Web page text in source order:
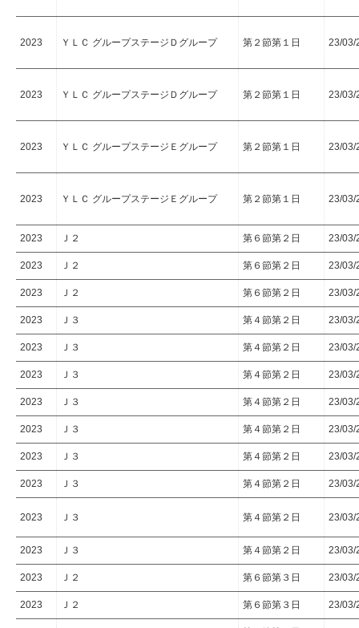
2023 ＹＬＣ グループステージＤグループ 第２節第１日 23/03/
2023 ＹＬＣ グループステージＤグループ 第２節第１日 23/03/
2023 ＹＬＣ グループステージＥグループ 第２節第１日 23/03/
2023 ＹＬＣ グループステージＥグループ 第２節第１日 23/03/
2023 Ｊ２ 第６節第２日 23/03/
2023 Ｊ２ 第６節第２日 23/03/
2023 Ｊ２ 第６節第２日 23/03/
2023 Ｊ３ 第４節第２日 23/03/
2023 Ｊ３ 第４節第２日 23/03/
2023 Ｊ３ 第４節第２日 23/03/
2023 Ｊ３ 第４節第２日 23/03/
2023 Ｊ３ 第４節第２日 23/03/
2023 Ｊ３ 第４節第２日 23/03/
2023 Ｊ３ 第４節第２日 23/03/
2023 Ｊ３ 第４節第２日 23/03/
2023 Ｊ３ 第４節第２日 23/03/
2023 Ｊ２ 第６節第３日 23/03/
2023 Ｊ２ 第６節第３日 23/03/